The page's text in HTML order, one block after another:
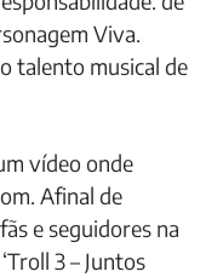
Viva.
talento musical de
vídeo onde
Afinal de
e seguidores na
3 – Juntos